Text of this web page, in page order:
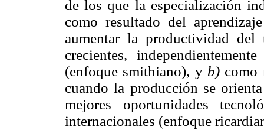
de los que la especialización
como resultado del
aumentar la productividad
crecientes,
(enfoque smithiano), y b) como
cuando la producción se
mejores oportunidades
internacionales (enfoque